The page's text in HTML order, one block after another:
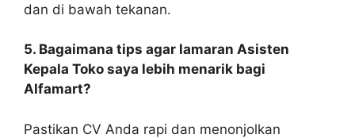
dan di bawah tekanan.
5. Bagaimana tips agar lamaran Asisten
Kepala Toko saya lebih menarik bagi
Alfamart?
Pastikan CV Anda rapi dan menonjolkan